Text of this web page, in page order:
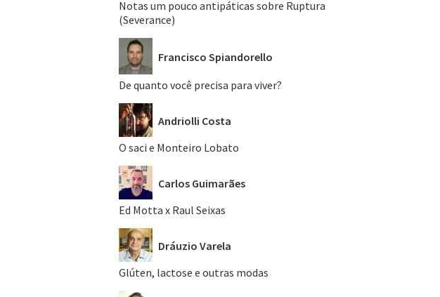
Notas um pouco antipáticas sobre Ruptura
(Severance)
Francisco Spiandorello
De quanto você precisa para viver?
Andriolli Costa
O saci e Monteiro Lobato
Carlos Guimarães
Ed Motta x Raul Seixas
Dráuzio Varela
Glúten, lactose e outras modas